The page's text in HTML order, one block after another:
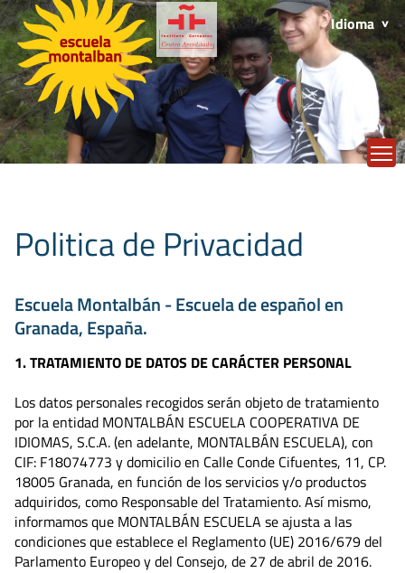
Idioma
Politica de Privacidad
Escuela Montalbán - Escuela de español en
Granada, España.
1. TRATAMIENTO DE DATOS DE CARÁCTER PERSONAL
Los datos personales recogidos serán objeto de tratamiento
por la entidad MONTALBÁN ESCUELA COOPERATIVA DE
IDIOMAS, S.C.A. (en adelante, MONTALBÁN ESCUELA), con
CIF: F18074773 y domicilio en Calle Conde Cifuentes, 11, CP.
18005 Granada, en función de los servicios y/o productos
adquiridos, como Responsable del Tratamiento. Así mismo,
informamos que MONTALBÁN ESCUELA se ajusta a las
condiciones que establece el Reglamento (UE) 2016/679 del
Parlamento Europeo y del Consejo, de 27 de abril de 2016.